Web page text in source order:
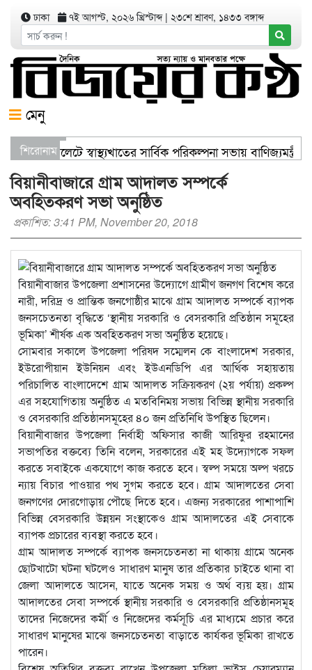
ঢাকা ৭ই আগস্ট, ২০২৬ খ্রিস্টাব্দ| ২৩শে শ্রাবণ, ১৪৩৩ বঙ্গাব্দ
মেনু
শিরোনামসিলেটে স্বাস্থ্যখাতের সার্বিক পরিকল্পনা সভায়
সিসিকের পাঁচ ওয়ার্ডে এক হাজার গাছের চারা বিতরণ যার
বিয়ানীবাজারে গ্রাম আদালত সম্পর্কে
অবহিতকরণ সভা অনুষ্ঠিত
প্রকাশিত: 3:41 PM, November 20, 2018
বিয়ানীবাজার উপজেলা প্রশাসনের উদ্যোগে গ্রামীণ জনগণ বিশেষ করে
নারী, দরিদ্র ও প্রান্তিক জনগোষ্ঠীর মাঝে গ্রাম আদালত সম্পর্কে ব্যাপক
জনসচেতনতা বৃদ্ধিতে ‘স্থানীয় সরকারি ও বেসরকারি প্রতিষ্ঠান সমূহের
ভূমিকা’ শীর্ষক এক অবহিতকরণ সভা অনুষ্ঠিত হয়েছে।
সোমবার সকালে উপজেলা পরিষদ সম্মেলন কে বাংলাদেশ সরকার,
ইউরোপীয়ান ইউনিয়ন এবং ইউএনডিপি এর আর্থিক সহায়তায়
পরিচালিত বাংলাদেশে গ্রাম আদালত সক্রিয়করণ (২য় পর্যায়) প্রকল্প
এর সহযোগিতায় অনুষ্ঠিত এ মতবিনিময় সভায় বিভিন্ন স্থানীয় সরকারি
ও বেসরকারি প্রতিষ্ঠানসমূহের ৪০ জন প্রতিনিধি উপস্থিত ছিলেন।
বিয়ানীবাজার উপজেলা নির্বাহী অফিসার কাজী আরিফুর রহমানের
সভাপতির বক্তব্যে তিনি বলেন, সরকারের এই মহ উদ্যোগকে সফল
করতে সবাইকে একযোগে কাজ করতে হবে। স্বল্প সময়ে অল্প খরচে
ন্যায় বিচার পাওয়ার পথ সুগম করতে হবে। গ্রাম আদালতের সেবা
জনগণের দোরগোড়ায় পৌছে দিতে হবে। এজন্য সরকারের পাশাপাশি
বিভিন্ন বেসরকারি উন্নয়ন সংস্থাকেও গ্রাম আদালতের এই সেবাকে
ব্যাপক প্রচারের ব্যবস্থা করতে হবে।
গ্রাম আদালত সম্পর্কে ব্যাপক জনসচেতনতা না থাকায় গ্রামে অনেক
ছোটখাটো ঘটনা ঘটলেও সাধারণ মানুষ তার প্রতিকার চাইতে থানা বা
জেলা আদালতে আসেন, যাতে অনেক সময় ও অর্থ ব্যয় হয়। গ্রাম
আদালতের সেবা সম্পর্কে স্থানীয় সরকারি ও বেসরকারি প্রতিষ্ঠানসমূহ
তাদের নিজেদের কর্মী ও নিজেদের কর্মসূচি এর মাধ্যমে প্রচার করে
সাধারণ মানুষের মাঝে জনসচেতনতা বাড়াতে কার্যকর ভূমিকা রাখতে
পারেন।